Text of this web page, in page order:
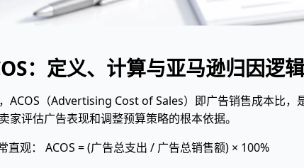
：定义、计算与亚马逊归因逻辑
ACOS（Advertising Cost of Sales）即广告销售成本比
家评估广告表现和调整预算策略的根本依据。
直观： ACOS = (广告总支出 / 广告总销售额) × 100%